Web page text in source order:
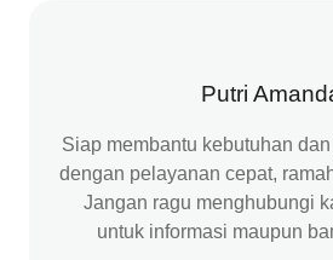
Putri
Siap membantu kebutuhan
dengan pelayanan cepat,
Jangan ragu menghubungi
untuk informasi maupun